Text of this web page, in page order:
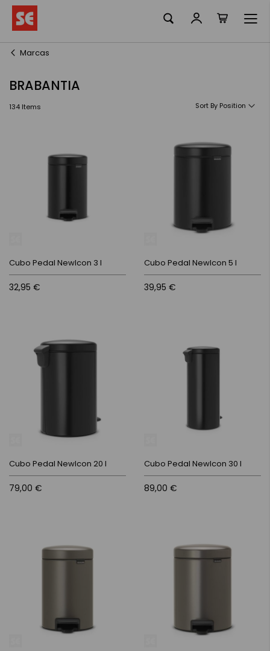
Content
Marcas
BRABANTIA
134 Items Sort By
Cubo Pedal NewIcon 3 l
32,95 €
Cubo Pedal NewIcon 5 l
39,95 €
Cubo Pedal NewIcon 20 l
79,00 €
Cubo Pedal NewIcon 30 l
89,00 €